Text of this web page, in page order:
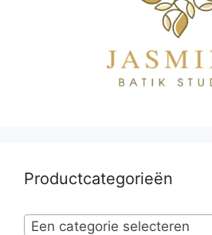
Productcategorieën
Een categorie selecteren